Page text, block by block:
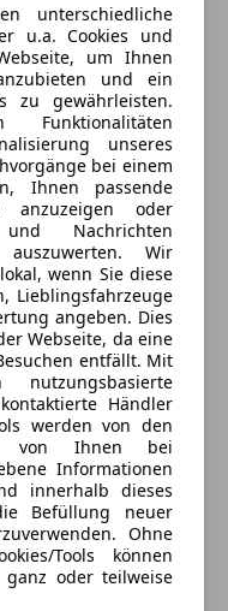
unterschiedliche
u.a. Cookies und
um Ihnen
und ein
zu gewährleisten.
unseres
bei einem
Ihnen passende
oder
Nachrichten
Wir
wenn Sie diese
Lieblingsfahrzeuge
angeben. Dies
Webseite, da eine
entfällt. Mit
Händler
werden von den
von Ihnen bei
Informationen
innerhalb dieses
Befüllung neuer
Ohne
Tools können
ganz oder teilweise